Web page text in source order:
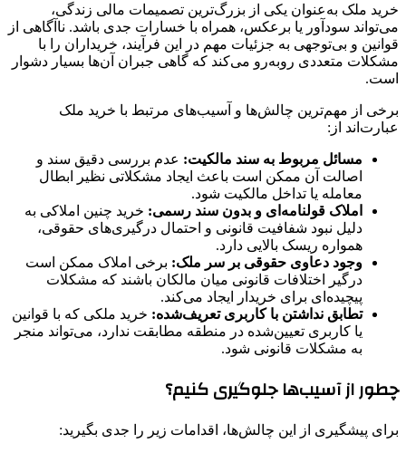
خرید ملک به‌عنوان یکی از بزرگ‌ترین تصمیمات مالی زندگی،
می‌تواند سودآور یا برعکس، همراه با خسارات جدی باشد. ناآگاهی از
قوانین و بی‌توجهی به جزئیات مهم در این فرآیند، خریداران را با
مشکلات متعددی روبه‌رو می‌کند که گاهی جبران آن‌ها بسیار دشوار
است.
برخی از مهم‌ترین چالش‌ها و آسیب‌های مرتبط با خرید ملک
عبارت‌اند از:
مسائل مربوط به سند مالکیت: عدم بررسی دقیق سند و
اصالت آن ممکن است باعث ایجاد مشکلاتی نظیر ابطال
معامله یا تداخل مالکیت شود.
املاک قولنامه‌ای و بدون سند رسمی: خرید چنین املاکی به
دلیل نبود شفافیت قانونی و احتمال درگیری‌های حقوقی،
همواره ریسک بالایی دارد.
وجود دعاوی حقوقی بر سر ملک: برخی املاک ممکن است
درگیر اختلافات قانونی میان مالکان باشند که مشکلات
پیچیده‌ای برای خریدار ایجاد می‌کند.
تطابق نداشتن با کاربری تعریف‌شده: خرید ملکی که با قوانین
یا کاربری تعیین‌شده در منطقه مطابقت ندارد، می‌تواند منجر
به مشکلات قانونی شود.
چطور از آسیب‌ها جلوگیری کنیم؟
برای پیشگیری از این چالش‌ها، اقدامات زیر را جدی بگیرید: